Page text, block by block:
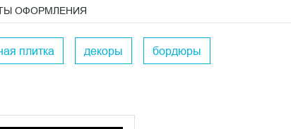
ОФОРМЛЕНИЯ
плитка декоры бордюры